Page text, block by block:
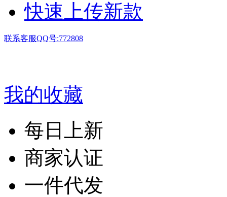
快速上传新款
联系客服QQ号:772808
我的收藏
每日上新
商家认证
一件代发